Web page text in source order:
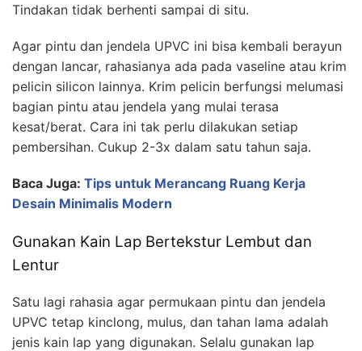
Tindakan tidak berhenti sampai di situ.
Agar pintu dan jendela UPVC ini bisa kembali berayun
dengan lancar, rahasianya ada pada vaseline atau krim
pelicin silicon lainnya. Krim pelicin berfungsi melumasi
bagian pintu atau jendela yang mulai terasa
kesat/berat. Cara ini tak perlu dilakukan setiap
pembersihan. Cukup 2-3x dalam satu tahun saja.
Baca Juga: Tips untuk Merancang Ruang Kerja
Desain Minimalis Modern
Gunakan Kain Lap Bertekstur Lembut dan
Lentur
Satu lagi rahasia agar permukaan pintu dan jendela
UPVC tetap kinclong, mulus, dan tahan lama adalah
jenis kain lap yang digunakan. Selalu gunakan lap